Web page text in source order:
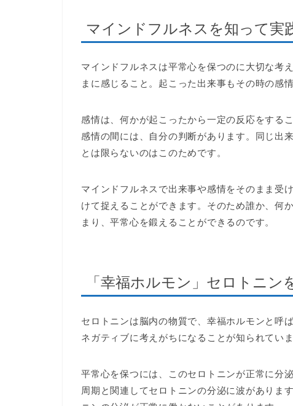
マインドフルネスを知って実
マインドフルネスは平常心を保つのに大切な考
まに感じること。起こった出来事もその時の感
感情は、何かが起こったから一定の反応をする
感情の間には、自分の判断があります。同じ出
とは限らないのはこのためです。
マインドフルネスで出来事や感情をそのまま受
けて捉えることができます。そのため誰か、何
まり、平常心を鍛えることができるのです。
「幸福ホルモン」セロトニン
セロトニンは脳内の物質で、幸福ホルモンと呼
ネガティブに考えがちになることが知られていま
平常心を保つには、このセロトニンが正常に分
周期と関連してセロトニンの分泌に波がありま